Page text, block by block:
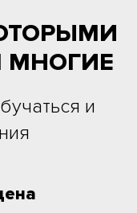
МНОГИЕ
и